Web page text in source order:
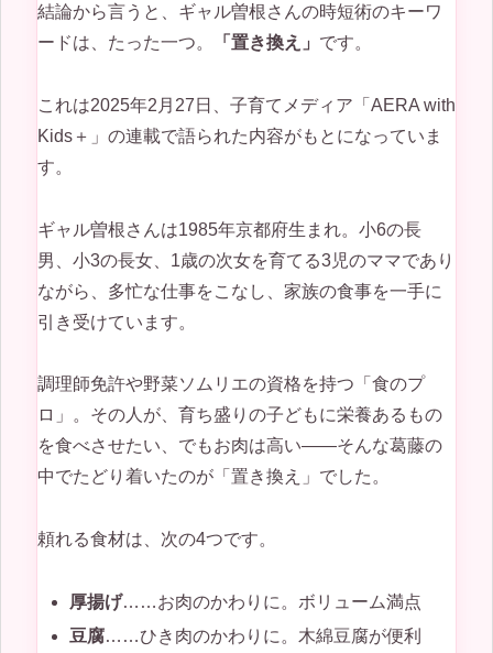
結論から言うと、ギャル曽根さんの時短術のキーワ
ードは、たった一つ。
「置き換え」 です。
これは2025年2月27日、子育てメディア「AERA with
Kids＋」の連載で語られた内容がもとになっていま
す。
ギャル曽根さんは1985年京都府生まれ。小6の長
男、小3の長女、1歳の次女を育てる3児のママであり
ながら、多忙な仕事をこなし、家族の食事を一手に
引き受けています。
調理師免許や野菜ソムリエの資格を持つ「食のプ
ロ」。その人が、育ち盛りの子どもに栄養あるもの
を食べさせたい、でもお肉は高い——そんな葛藤の
中でたどり着いたのが「置き換え」でした。
頼れる食材は、次の4つです。
厚揚げ……お肉のかわりに。ボリューム満点
豆腐……ひき肉のかわりに。木綿豆腐が便利